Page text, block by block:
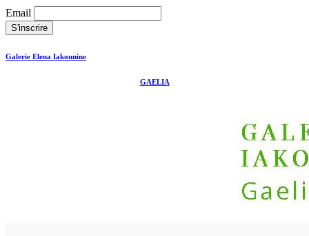
Email
Galerie Elena Iakounine
GAELIA